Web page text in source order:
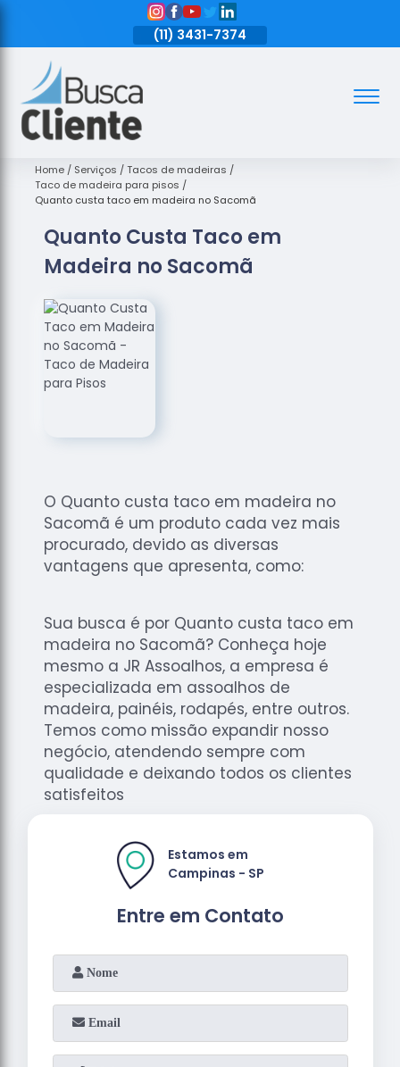
(11) 3431-7374
Assoalhos
de Madeira
Decks de
Empresas
de
de Madeira
Loja de
Assoalhos
Raspagem
Raspagem
de Tacos
de
Madeiras
Tacos de
Madeiras
Home Serviços
Tacos de madeiras
Taco de madeira para pisos
Quanto custa taco em madeira no Sacomã
Quanto Custa Taco em
Madeira no Sacomã
O Quanto custa taco em madeira no
Sacomã é um produto cada vez mais
procurado, devido as diversas
vantagens que apresenta, como:
Sua busca é por Quanto custa taco em
madeira no Sacomã? Conheça hoje
mesmo a JR Assoalhos, a empresa é
especializada em assoalhos de
madeira, painéis, rodapés, entre outros.
Temos como missão expandir nosso
negócio, atendendo sempre com
qualidade e deixando todos os clientes
satisfeitos
Entre em Contato
Estamos em
Campinas - SP